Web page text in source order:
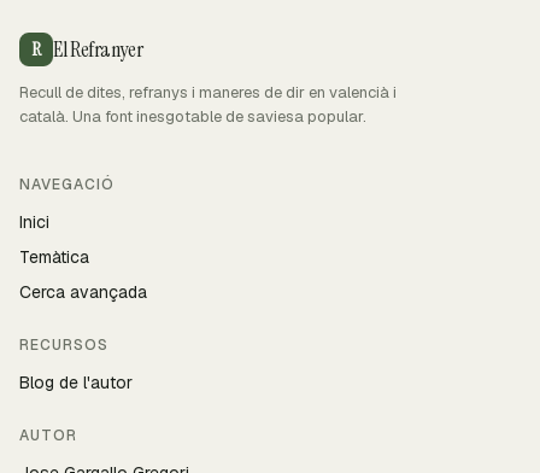
R El Refranyer
Recull de dites, refranys i maneres de dir en valencià i
català. Una font inesgotable de saviesa popular.
NAVEGACIÓ
Inici
Temàtica
Cerca avançada
RECURSOS
Blog de l'autor
AUTOR